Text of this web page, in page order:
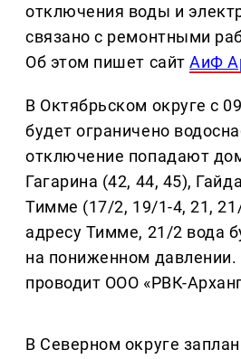
отключения воды и
связано с ремонтными
Об этом пишет сайтАиФ
В Октябрьском округе с
будет ограничено
отключение попадают
Гагарина (42, 44, 45),
Тимме (17/2, 19/1-4, 21,
адресу Тимме, 21/2 вода
на пониженном
проводит ООО «РВК-
В Северном округе